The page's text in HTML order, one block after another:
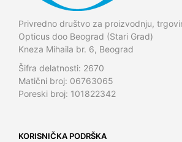
Privredno društvo za proizvodnju,
Opticus doo Beograd (Stari Grad)
Kneza Mihaila br. 6, Beograd
Šifra delatnosti: 2670
Matični broj: 06763065
Poreski broj: 101822342
KORISNIČKA PODRŠKA